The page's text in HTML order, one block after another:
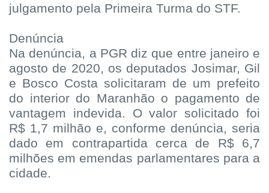
julgamento pela Primeira Turma do STF.
Denúncia
Na denúncia, a PGR diz que entre janeiro e
agosto de 2020, os deputados Josimar, Gil
e Bosco Costa solicitaram de um prefeito
do interior do Maranhão o pagamento de
vantagem indevida. O valor solicitado foi
R$ 1,7 milhão e, conforme denúncia, seria
dado em contrapartida cerca de R$ 6,7
milhões em emendas parlamentares para a
cidade.